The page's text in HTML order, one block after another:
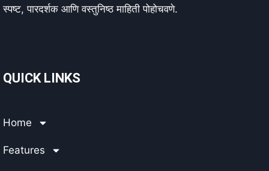
स्पष्ट, पारदर्शक आणि वस्तुनिष्ठ माहिती पोहोचवणे.
QUICK LINKS
Home
Features